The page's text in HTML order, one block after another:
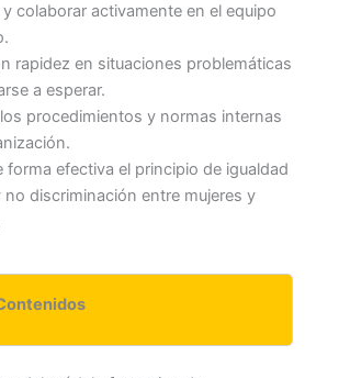
y colaborar activamente en el equipo
rapidez en situaciones problemáticas
a esperar.
procedimientos y normas internas
forma efectiva el principio de igualdad
discriminación entre mujeres y